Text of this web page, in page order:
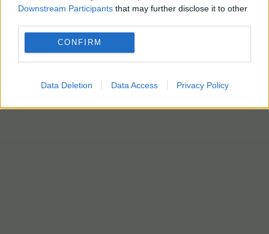
Downstream Participants that may further disclose it to other
CONFIRM
Data Deletion Data Access Privacy Policy
να κριθεί αθώα, ενώ για την παραβίαση
προσωπικών δεδομένων η ενοχή κρίθηκε
ομόφωνα.
ΑΠΕΜΠΕ – ΦΩΤΟ αρχείου: Eurokinissi